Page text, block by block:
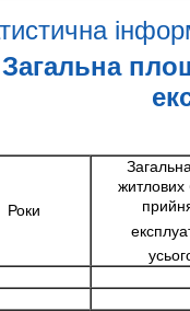
Загальна
Роки
житлових